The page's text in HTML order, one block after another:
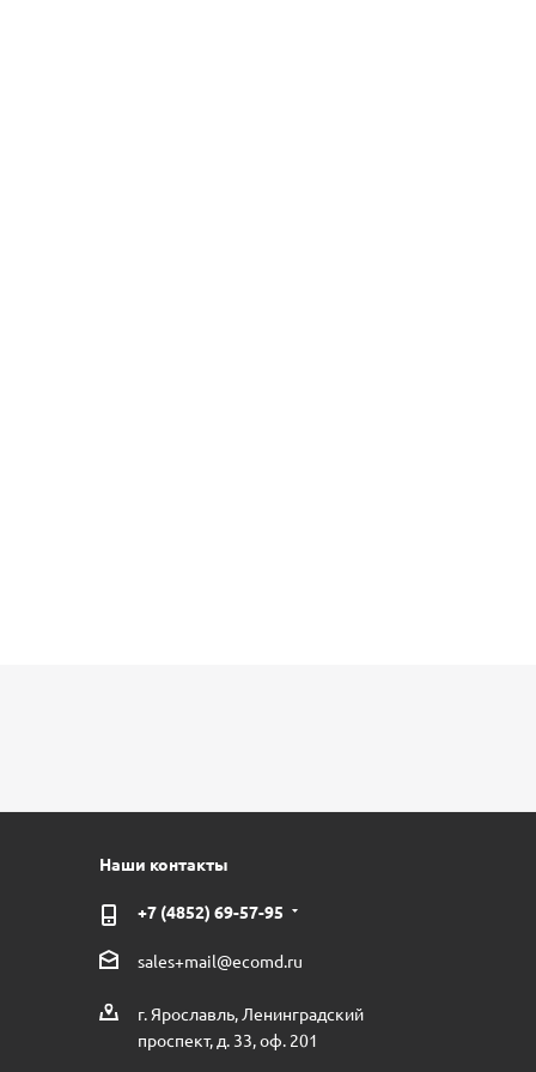
Наши контакты
+7 (4852) 69-57-95
sales+mail@ecomd.ru
г. Ярославль, Ленинградский
проспект, д. 33, оф. 201